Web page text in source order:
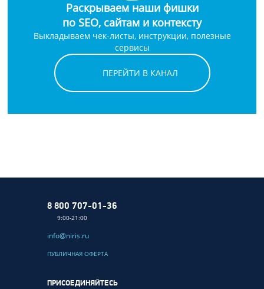
Раскрываем наши фишки
по SEO, сайтам и контексту
Выкладываем чек-листы, инструкции, полезные
сервисы
ПЕРЕЙТИ В КАНАЛ
8 800 707-01-36
9:00-21:00
info@niris.ru
ПУБЛИЧНАЯ ОФЕРТА
ПРИСОЕДИНЯЙТЕСЬ